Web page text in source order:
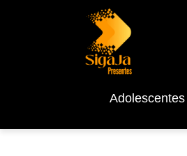
Adolescentes